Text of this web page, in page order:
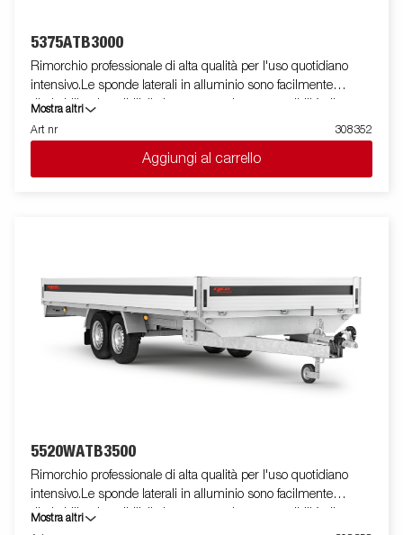
5375ATB3000
Rimorchio professionale di alta qualità per l'uso quotidiano
intensivo.Le sponde laterali in alluminio sono facilmente
ribaltabili e rimovibili, il che aumenta le sue possibilità di
utilizzo, trasformandolo da rimorchio cassonato a pianale. I
punti di fissaggio ( max 400 kg carico/per anello)sono perfetti
per assicurare il carico . E' disponibile una vasta gamma di
accessori. Le immagini sono solo a scopo illustrativo e possono
Mostra altri
Art nr
308352
Aggiungi al carrello
5520WATB3500
Rimorchio professionale di alta qualità per l'uso quotidiano
intensivo.Le sponde laterali in alluminio sono facilmente
ribaltabili e rimovibili, il che aumenta le sue possibilità di
utilizzo, trasformandolo da rimorchio cassonato a pianale. I
Mostra altri